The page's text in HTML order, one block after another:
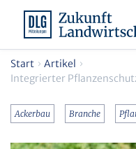
Start
Artikel
Integrierter
Ackerbau Branche